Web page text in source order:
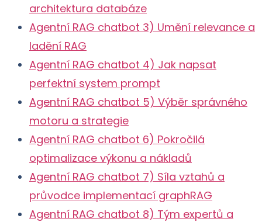
architektura databáze
Agentní RAG chatbot 3) Umění relevance a
ladění RAG
Agentní RAG chatbot 4) Jak napsat
perfektní system prompt
Agentní RAG chatbot 5) Výběr správného
motoru a strategie
Agentní RAG chatbot 6) Pokročilá
optimalizace výkonu a nákladů
Agentní RAG chatbot 7) Síla vztahů a
průvodce implementací graphRAG
Agentní RAG chatbot 8) Tým expertů a